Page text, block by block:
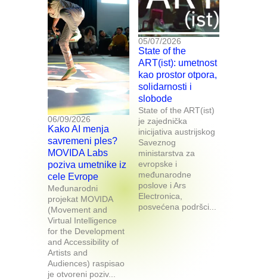
06/09/2026
Kako AI menja
savremeni ples?
MOVIDA Labs
poziva umetnike iz
cele Evrope
Međunarodni
projekat MOVIDA
(Movement and
Virtual Intelligence
for the Development
and Accessibility of
Artists and
Audiences) raspisao
je otvoreni poziv...
05/07/2026
State of the
ART(ist): umetnost
kao prostor otpora,
solidarnosti i
slobode
State of the ART(ist)
je zajednička
inicijativa austrijskog
Saveznog
ministarstva za
evropske i
međunarodne
poslove i Ars
Electronica,
posvećena podršci...